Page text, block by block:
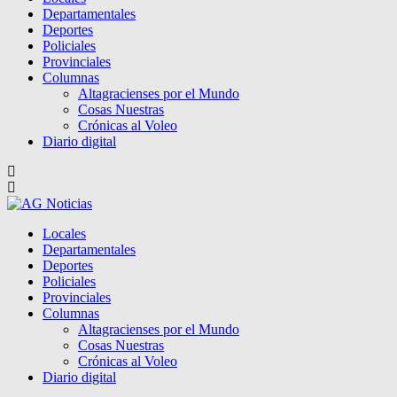
Departamentales
Deportes
Policiales
Provinciales
Columnas
Altagracienses por el Mundo
Cosas Nuestras
Crónicas al Voleo
Diario digital
Locales
Departamentales
Deportes
Policiales
Provinciales
Columnas
Altagracienses por el Mundo
Cosas Nuestras
Crónicas al Voleo
Diario digital